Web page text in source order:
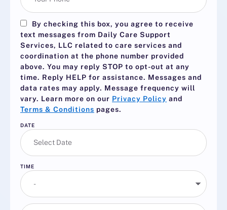
By checking this box, you agree to receive
text messages from Daily Care Support
Services, LLC related to care services and
coordination at the phone number provided
above. You may reply STOP to opt-out at any
time. Reply HELP for assistance. Messages and
data rates may apply. Message frequency will
vary. Learn more on our Privacy Policy and
Terms & Conditions pages.
DATE
TIME